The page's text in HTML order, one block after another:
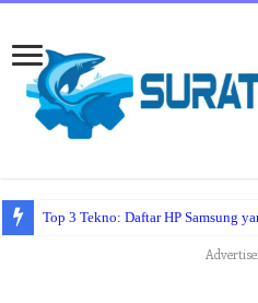
Top 3 Tekno: Daftar HP Samsung